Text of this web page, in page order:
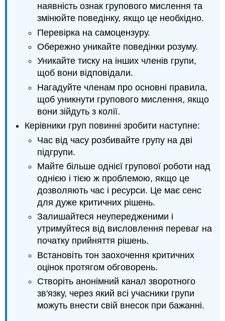
наявність ознак групового мислення та
змінюйте поведінку, якщо це необхідно.
Перевірка на самоцензуру.
Обережно уникайте поведінки розуму.
Уникайте тиску на інших членів групи,
щоб вони відповідали.
Нагадуйте членам про основні правила,
щоб уникнути групового мислення, якщо
вони зійдуть з колії.
Керівники груп повинні зробити наступне:
Час від часу розбивайте групу на дві
підгрупи.
Майте більше однієї групової роботи над
однією і тією ж проблемою, якщо це
дозволяють час і ресурси. Це має сенс
для дуже критичних рішень.
Залишайтеся неупередженими і
утримуйтеся від висловлення переваг на
початку прийняття рішень.
Встановіть тон заохочення критичних
оцінок протягом обговорень.
Створіть анонімний канал зворотного
зв'язку, через який всі учасники групи
можуть внести свій внесок при бажанні.